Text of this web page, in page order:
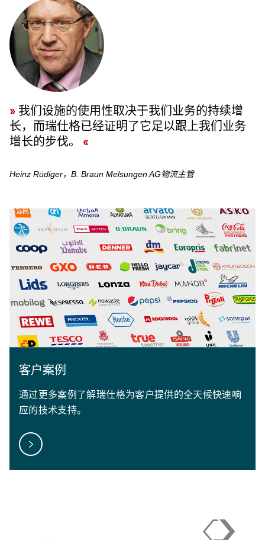
我们设施的使用性取决于我们业务的持续增
长，而瑞仕格已经证明了它足以跟上我们业务
增长的步伐。
Heinz Rüdiger，B. Braun Melsungen AG物流主管
客户案例
通过更多案例了解瑞仕格为客户提供的全天候快速响
应的技术支持。